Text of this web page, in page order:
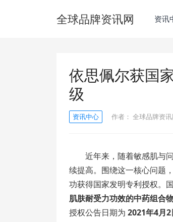
全球品牌资讯网 资讯
依思佩尔获国
级
资讯中心 作者： 全球品牌资
近年来，随着敏感肌与
续提高。围绕这一核心问题
功获得国家发明专利授权。
肌肤耐受力功效的中药组合
授权公告日期为 2021年4月2